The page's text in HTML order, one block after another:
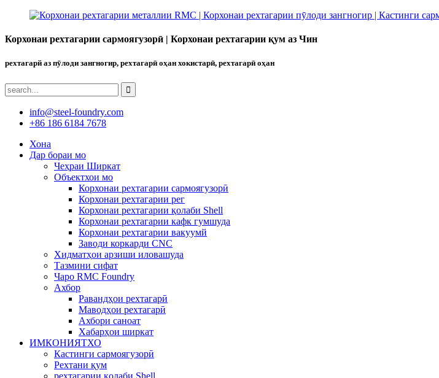
Корхонаи рехтагарии сармоягузорӣ | Корхонаи рехтагарии қум аз Чин
рехтагарй аз пӯлоди зангногир, рехтагарӣ оҳан хокистарӣ, рехтагарӣ оҳан
info@steel-foundry.com
+86 186 6184 7678
Хона
Дар бораи мо
Чеҳраи Ширкат
Объектхои мо
Корхонаи рехтагарии сармоягузорӣ
Корхонаи рехтагарии рег
Корхонаи рехтагарии қолаби Shell
Корхонаи рехтагарии кафк гумшуда
Корхонаи рехтагарии вакуумй
Заводи коркарди CNC
Хидматҳои арзиши иловашуда
Тазмини сифат
Чаро RMC Foundry
Ахбор
Равандҳои рехтагарӣ
Маводҳои рехтагарӣ
Ахбори саноат
Хабарҳои ширкат
ИМКОНИЯТХО
Кастинги сармоягузорӣ
Рехтани қум
рехтагарии қолаби Shell